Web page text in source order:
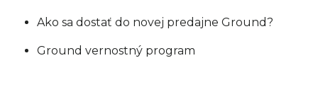
Ako sa dostať do novej predajne Ground?
Ground vernostný program